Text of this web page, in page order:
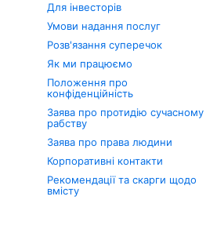
Для інвесторів
Умови надання послуг
Розв'язання суперечок
Як ми працюємо
Положення про
конфіденційність
Заява про протидію сучасному
рабству
Заява про права людини
Корпоративні контакти
Рекомендації та скарги щодо
вмісту